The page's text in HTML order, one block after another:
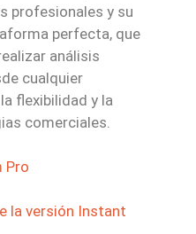
profesionales y su
perfecta, que
análisis
cualquier
flexibilidad y la
comerciales.
Pro
la versión Instant